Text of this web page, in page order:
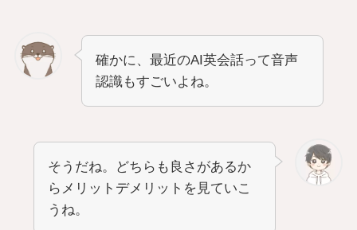
確かに、最近のAI英会話って音声
認識もすごいよね。
そうだね。どちらも良さがあるか
らメリットデメリットを見ていこ
うね。